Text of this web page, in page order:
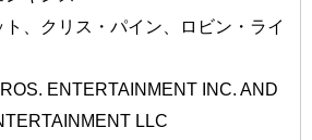
、クリス・パイン、ロビン・ライ
ENTERTAINMENT INC. AND
LLC